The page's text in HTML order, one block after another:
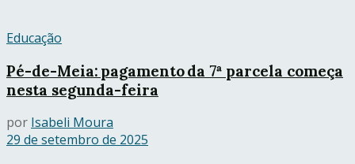
Educação
Pé-de-Meia: pagamento da 7ª parcela começa
nesta segunda-feira
por Isabeli Moura
29 de setembro de 2025